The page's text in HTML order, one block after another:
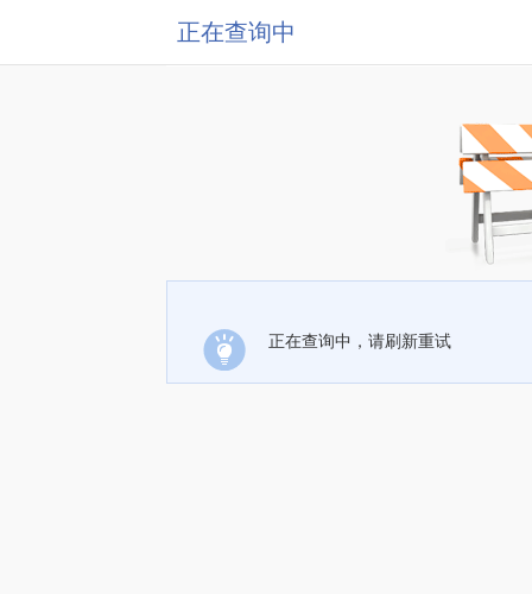
正在查询中
正在查询中，请刷新重试